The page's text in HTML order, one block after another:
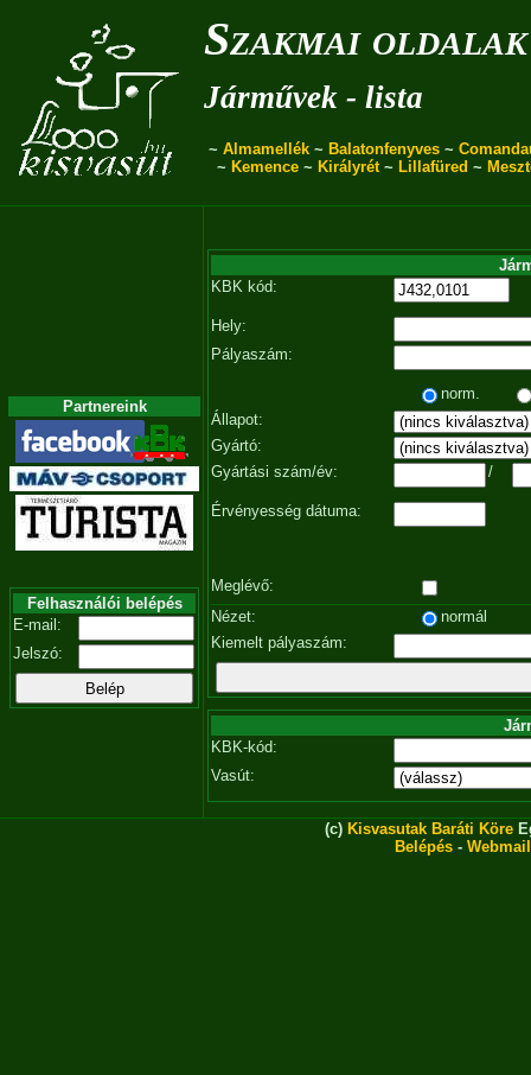
Szakmai oldalak
Járművek - lista
~ Almamellék ~ Balatonfenyves ~
~ Kemence~ Királyrét~ Lillafüred ~
Partnereink
Felhasználói belépés
E-mail:
Jelszó:
KBK kód:
Hely:
Pályaszám:
norm.
Állapot:
Gyártó:
Gyártási szám/év:
/
Érvényesség dátuma:
Meglévő:
Nézet:
normál
Kiemelt pályaszám:
KBK-kód:
Vasút:
(c) Kisvasutak Baráti Köre
Belépés - Webmail